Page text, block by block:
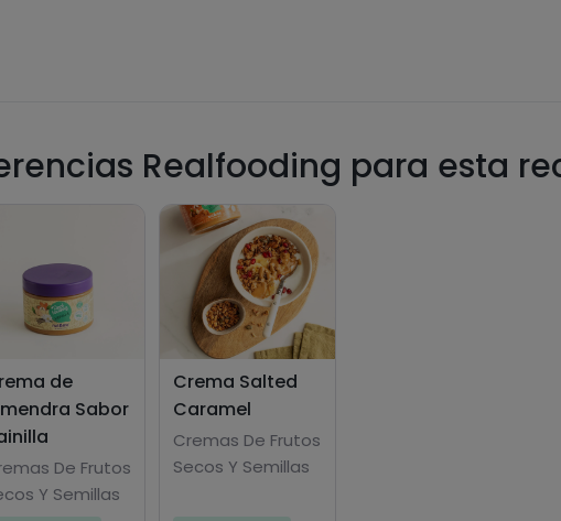
Realfooding para esta
de
Sabor
De Frutos
Y Semillas
Crema Salted
Caramel
Cremas De Frutos
Secos Y Semillas